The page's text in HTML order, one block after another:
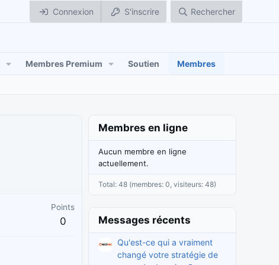
Connexion S'inscrire Rechercher
Membres Premium Soutien Membres
Points
0
Membres en ligne
Aucun membre en ligne
actuellement.
Total: 48 (membres: 0, visiteurs: 48)
Messages récents
Qu'est-ce qui a vraiment
changé votre stratégie de